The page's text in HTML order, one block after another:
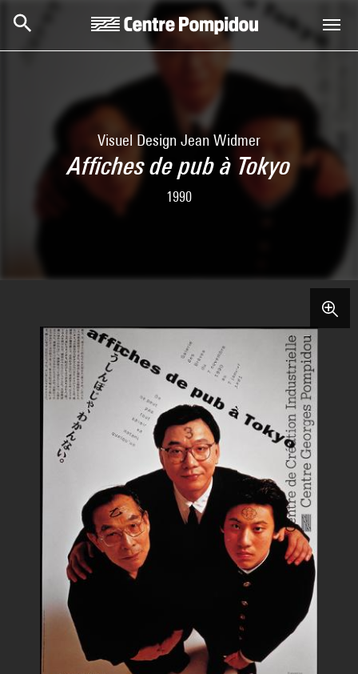
Visuel Design Jean Widmer
Affiches de pub à Tokyo
1990